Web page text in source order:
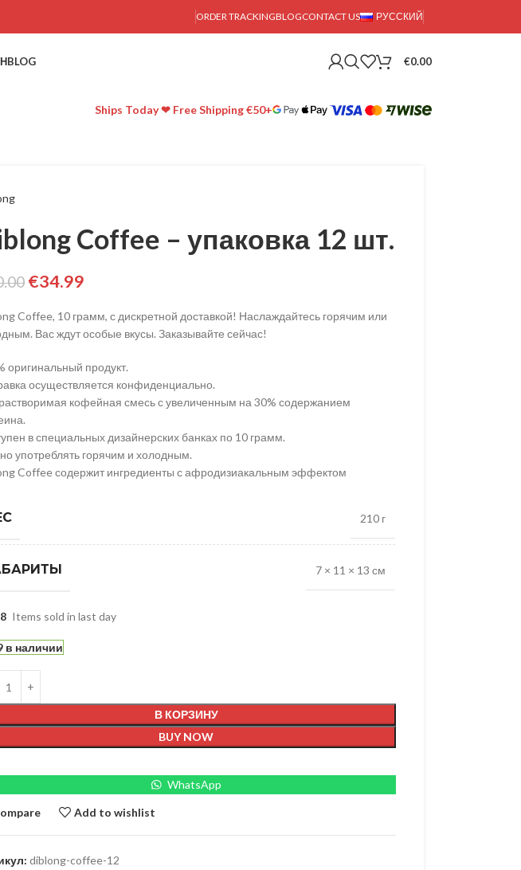
ORDER TRACKINGBLOGCONTACT US РУССКИЙ
BLOG €0.00
Ships Today ❤ Free Shipping €50+
Coffee – упаковка 12 шт.
€34.99
Coffee, 10 грамм, с дискретной доставкой! Наслаждайтесь горячим или
Вас ждут особые вкусы. Заказывайте сейчас!
оригинальный продукт.
осуществляется конфиденциально.
кофейная смесь с увеличенным на 30% содержанием
в специальных дизайнерских банках по 10 грамм.
употреблять горячим и холодным.
Coffee содержит ингредиенты с афродизиакальным эффектом
210 г
7 × 11 × 13 см
Items sold in last day
в наличии
В КОРЗИНУ
BUY NOW
WhatsApp
Add to wishlist
diblong-coffee-12